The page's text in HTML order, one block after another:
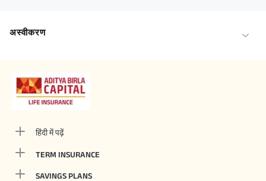
अस्वीकरण
हिंदी में पढ़ें
TERM INSURANCE
SAVINGS PLANS